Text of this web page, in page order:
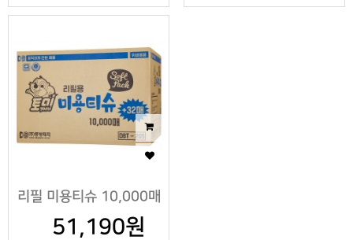
리필 미용티슈 10,000매
51,190원